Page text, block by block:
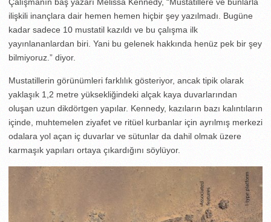
ilişkili inançlara dair hemen hemen hiçbir şey yazılmadı. Bugüne
kadar sadece 10 mustatil kazıldı ve bu çalışma ilk
yayınlananlardan biri. Yani bu gelenek hakkında henüz pek bir şey
bilmiyoruz.” diyor.
Mustatillerin görünümleri farklılık gösteriyor, ancak tipik olarak
yaklaşık 1,2 metre yüksekliğindeki alçak kaya duvarlarından
oluşan uzun dikdörtgen yapılar. Kennedy, kazıların bazı kalıntıların
içinde, muhtemelen ziyafet ve ritüel kurbanlar için ayrılmış merkezi
odalara yol açan iç duvarlar ve sütunlar da dahil olmak üzere
karmaşık yapıları ortaya çıkardığını söylüyor.